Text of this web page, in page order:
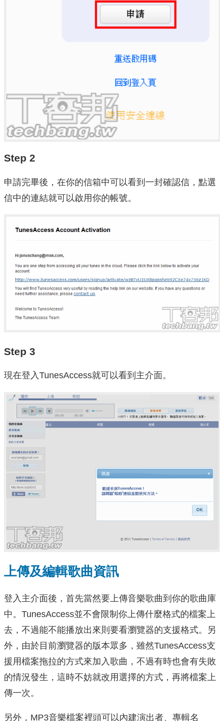
Step 2
申請完畢後，在你的信箱中可以看到一封確認信，點選
信中的連結就可以啟用你的帳號。
Step 3
現在登入TunesAccess就可以看到主介面。
上傳及編輯歌曲資訊
登入主介面後，首先當然要上傳音樂歌曲到你的歌曲庫
中。TunesAccess並不會限制你上傳什麼格式的檔案上
去，不過能不能播放出來則要看瀏覽器的支援格式。另
外，由於目前瀏覽器的版本眾多，雖然TunesAccess支
援用檔案拖拉的方式來加入歌曲，不過有時也會有失敗
的情況發生，這時不妨就改用選擇的方式，再將檔案上
傳一次。
另外，MP3音樂檔案裡頭可以內建演出者、專輯名